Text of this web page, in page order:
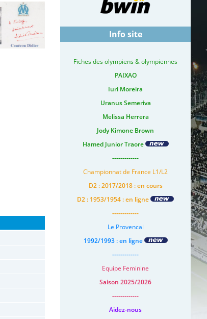
Info site
Fiches des olympiens & olympiennes
PAIXAO
Iuri Moreira
Uranus Semeriva
Melissa Herrera
Jody Kimone Brown
Hamed Junior Traore
-------------
Championnat de France L1/L2
D2 : 2017/2018 : en cours
D2 : 1953/1954 : en ligne
-------------
Le Provencal
1992/1993 : en ligne
-------------
Equipe Feminine
Saison 2025/2026
-------------
Aidez-nous